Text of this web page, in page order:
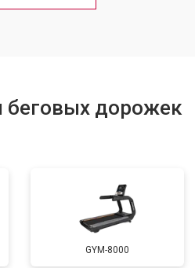
от 800 ₽
беговых дорожек
GYM-8000